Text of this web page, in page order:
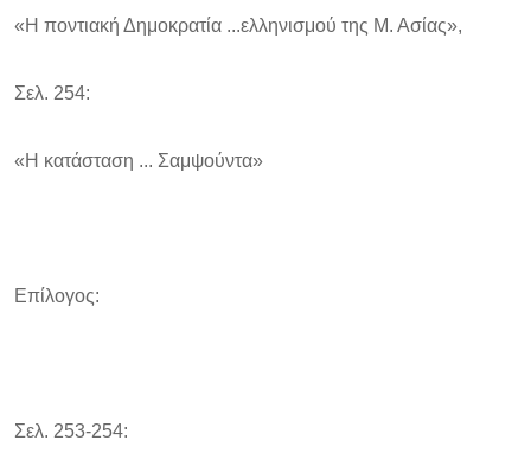
«Η ποντιακή Δημοκρατία ...ελληνισμού της Μ. Ασίας»,
Σελ. 254:
«Η κατάσταση ... Σαμψούντα»
Επίλογος:
Σελ. 253-254: